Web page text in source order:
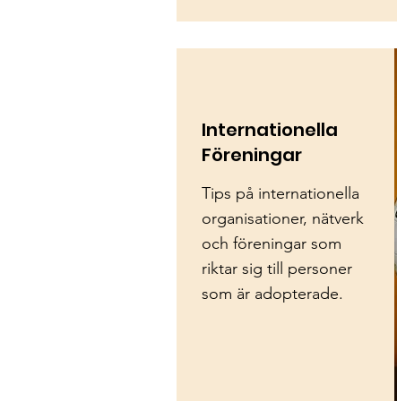
Internationella
Föreningar
Tips på internationella
organisationer, nätverk
och föreningar som
riktar sig till personer
som är adopterade.